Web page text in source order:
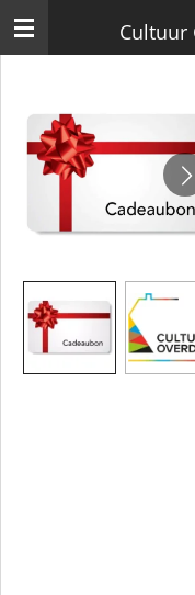
Ga
direct
de
hoofdinhoud
Cultuur